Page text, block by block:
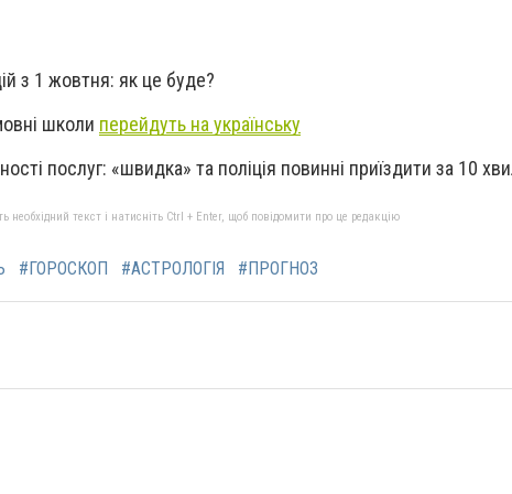
з 1 жовтня: як це буде?
школи перейдуть на українську
послуг: «швидка» та поліція повинні приїздити за 10
текст і натисніть Ctrl + Enter, щоб повідомити про це редакцію
#ГОРОСКОП #АСТРОЛОГІЯ #ПРОГНОЗ